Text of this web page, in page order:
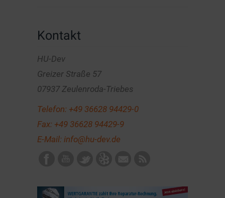
Kontakt
HU-Dev
Greizer Straße 57
07937 Zeulenroda-Triebes
Telefon: +49 36628 94429-0
Fax: +49 36628 94429-9
E-Mail: info@hu-dev.de